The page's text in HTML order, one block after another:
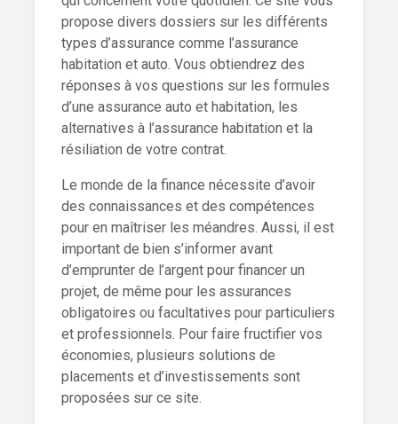
propose divers dossiers sur les différents
types d’assurance comme l’assurance
habitation et auto. Vous obtiendrez des
réponses à vos questions sur les formules
d’une assurance auto et habitation, les
alternatives à l’assurance habitation et la
résiliation de votre contrat.
Le monde de la finance nécessite d’avoir
des connaissances et des compétences
pour en maîtriser les méandres. Aussi, il est
important de bien s’informer avant
d’emprunter de l’argent pour financer un
projet, de même pour les assurances
obligatoires ou facultatives pour particuliers
et professionnels. Pour faire fructifier vos
économies, plusieurs solutions de
placements et d’investissements sont
proposées sur ce site.